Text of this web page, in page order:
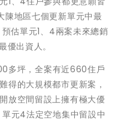
陳地區七個更新單元中最
估單元1、4兩案未來總銷
出資人。
多坪，全案有近660住戶
得的大規模都市更新案，
放空間留設上擁有極大優
元4法定空地集中留設中